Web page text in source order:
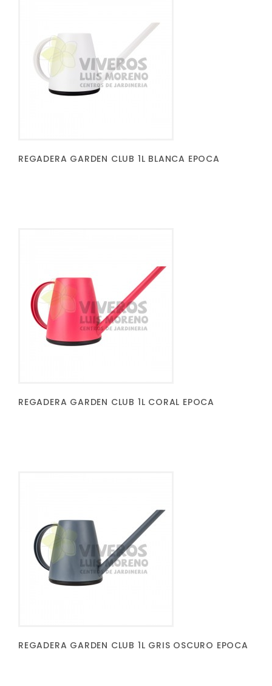
REGADERA GARDEN CLUB 1L BLANCA EPOCA
REGADERA GARDEN CLUB 1L CORAL EPOCA
REGADERA GARDEN CLUB 1L GRIS OSCURO EPOCA